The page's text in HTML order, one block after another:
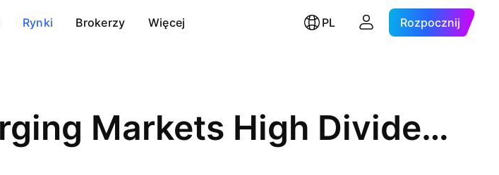
Rynki Brokerzy Więcej PL Rozpocznij
WisdomTree Emerging Markets High Dividend Fund